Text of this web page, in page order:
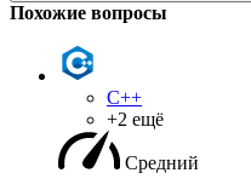
Похожие вопросы
C++
+2 ещё
Средний